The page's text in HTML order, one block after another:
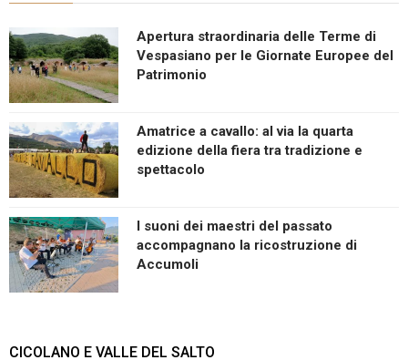
Apertura straordinaria delle Terme di
Vespasiano per le Giornate Europee del
Patrimonio
Amatrice a cavallo: al via la quarta
edizione della fiera tra tradizione e
spettacolo
I suoni dei maestri del passato
accompagnano la ricostruzione di
Accumoli
CICOLANO E VALLE DEL SALTO